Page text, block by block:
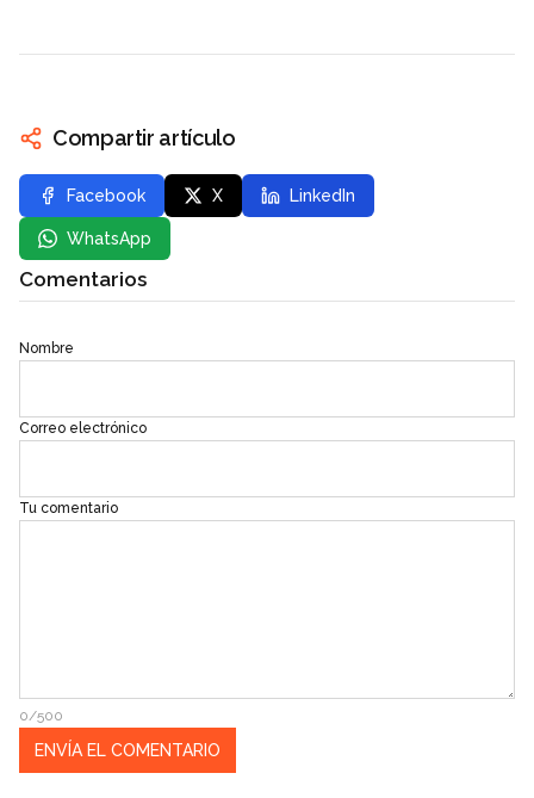
Compartir artículo
Facebook X LinkedIn
WhatsApp
Comentarios
Nombre
Correo electrónico
Tu comentario
0/500